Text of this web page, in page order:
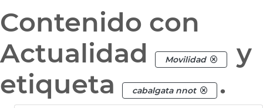
Contenido con
Actualidad
Movilidad
y
etiqueta
cabalgata nnot .